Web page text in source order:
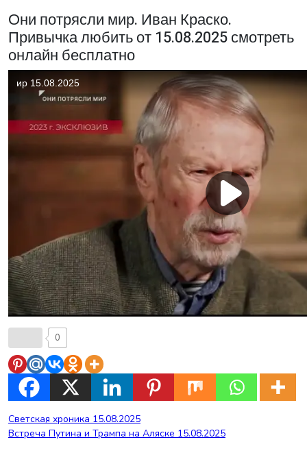
Они потрясли мир. Иван Краско.
Привычка любить от 15.08.2025 смотреть
онлайн бесплатно
0
Навигация
по
Светская хроника 15.08.2025
Встреча Путина и Трампа на Аляске 15.08.2025